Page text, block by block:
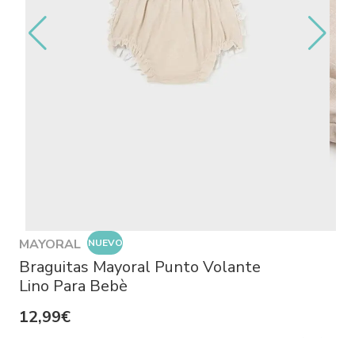
MAYORAL NUEVO
Braguitas Mayoral Punto Volante
Lino Para Bebè
12,99€